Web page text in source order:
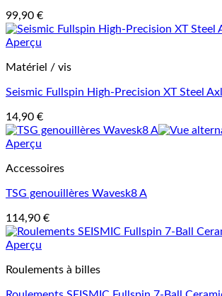
99,90 €
Aperçu
Matériel / vis
Seismic Fullspin High-Precision XT Steel
14,90 €
Aperçu
Accessoires
TSG genouillères Wavesk8 A
114,90 €
Aperçu
Roulements à billes